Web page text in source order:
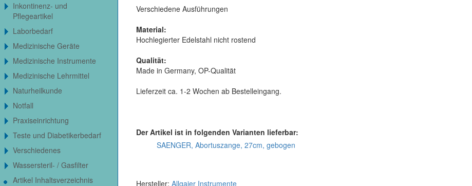
Verschiedene Ausführungen
Material:
Hochlegierter Edelstahl nicht rostend
Qualität:
Made in Germany, OP-Qualität
Lieferzeit ca. 1-2 Wochen ab Bestelleingang.
Der Artikel ist in folgenden Varianten lieferbar:
SAENGER, Abortuszange, 27cm, gebogen
Hersteller: Allgaier Instrumente
Inkontinenz- und
Pflegeartikel
Laborbedarf
Medizinische Geräte
Medizinische Instrumente
Medizinische Lehrmittel
Naturheilkunde
Notfall
Praxiseinrichtung
Teste und Diabetikerbedarf
Verschiedenes
Wassersteril- / Gasfilter
Artikel Inhaltsverzeichnis